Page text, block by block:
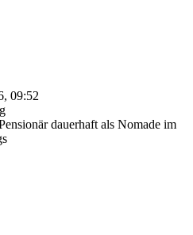
09:52
dauerhaft als Nomade im